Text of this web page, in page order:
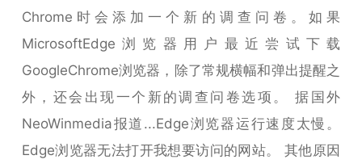
Chrome时会添加一个新的调查问卷。如果
MicrosoftEdge浏览器用户最近尝试下载
GoogleChrome浏览器，除了常规横幅和弹出提醒之
外，还会出现一个新的调查问卷选项。 据国外
NeoWinmedia报道...Edge浏览器运行速度太慢。
Edge浏览器无法打开我想要访问的网站。 其他原因